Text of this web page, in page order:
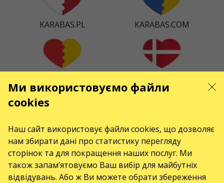
KARABAS.PL KARABAS.COM
KARABAS.CO
Ми використовуємо файли
cookies
Наш сайт використовує файли cookies, що дозволяє
нам збирати дані про статистику перегляду
сторінок та для покращення наших послуг. Ми
також запам’ятовуємо Ваш вибір для майбутніх
відвідувань. Або ж Ви можете обрати збереження
КОНТАКТИ